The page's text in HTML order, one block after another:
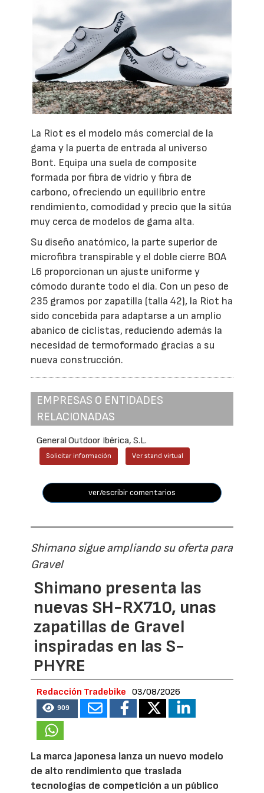
La Riot es el modelo más comercial de la
gama y la puerta de entrada al universo
Bont. Equipa una suela de composite
formada por fibra de vidrio y fibra de
carbono, ofreciendo un equilibrio entre
rendimiento, comodidad y precio que la sitúa
muy cerca de modelos de gama alta.
Su diseño anatómico, la parte superior de
microfibra transpirable y el doble cierre BOA
L6 proporcionan un ajuste uniforme y
cómodo durante todo el día. Con un peso de
235 gramos por zapatilla (talla 42), la Riot ha
sido concebida para adaptarse a un amplio
abanico de ciclistas, reduciendo además la
necesidad de termoformado gracias a su
nueva construcción.
EMPRESAS O ENTIDADES
RELACIONADAS
General Outdoor Ibérica, S.L.
Solicitar información Ver stand virtual
ver/escribir comentarios
Shimano sigue ampliando su oferta para
Gravel
Shimano presenta las
nuevas SH-RX710, unas
zapatillas de Gravel
inspiradas en las S-
PHYRE
Redacción Tradebike 03/08/2026
909
La marca japonesa lanza un nuevo modelo
de alto rendimiento que traslada
tecnologías de competición a un público